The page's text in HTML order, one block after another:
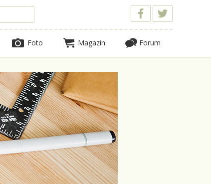
Foto Magazin Forum